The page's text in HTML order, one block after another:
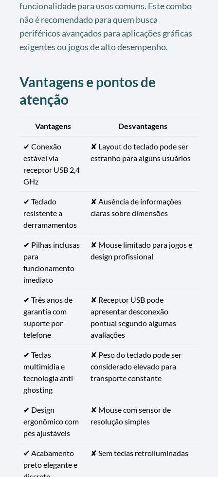
funcionalidade para usos comuns. Este combo
não é recomendado para quem busca
periféricos avançados para aplicações gráficas
exigentes ou jogos de alto desempenho.
Vantagens e pontos de
atenção
Vantagens Desvantagens
✔ Conexão
estável via
receptor USB 2,4
GHz
✘ Layout do teclado pode ser
estranho para alguns usuários
✔ Teclado
resistente a
derramamentos
✘ Ausência de informações
claras sobre dimensões
✔ Pilhas inclusas
para
funcionamento
imediato
✘ Mouse limitado para jogos e
design profissional
✔ Três anos de
garantia com
suporte por
telefone
✘ Receptor USB pode
apresentar desconexão
pontual segundo algumas
avaliações
✔ Teclas
multimídia e
tecnologia anti-
ghosting
✘ Peso do teclado pode ser
considerado elevado para
transporte constante
✔ Design
ergonômico com
pés ajustáveis
✘ Mouse com sensor de
resolução simples
✔ Acabamento
preto elegante e
✘ Sem teclas retroiluminadas